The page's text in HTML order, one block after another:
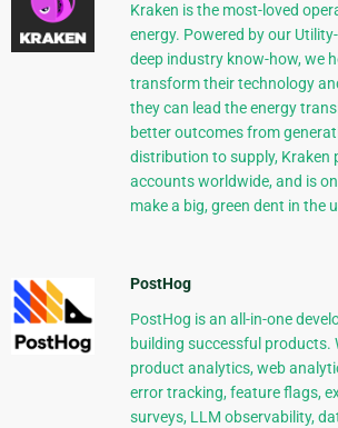
Kraken is the most-loved
energy. Powered by our
deep industry know-how, we
transform their technology
they can lead the energy
better outcomes from
distribution to supply, Kraken
accounts worldwide, and is
make a big, green dent in the
PostHog
PostHog is an all-in-one
building successful products.
product analytics, web
error tracking, feature flags,
surveys, LLM observability,